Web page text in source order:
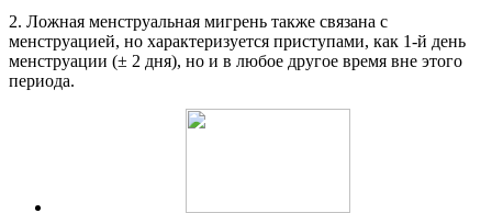
2. Ложная менструальная мигрень также связана с
менструацией, но характеризуется приступами, как 1-й день
менструации (± 2 дня), но и в любое другое время вне этого
периода.